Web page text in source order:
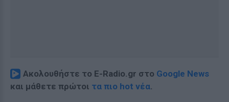
Ακολουθήστε το E-Radio.gr στο Google News
και μάθετε πρώτοι τα πιο hot νέα.